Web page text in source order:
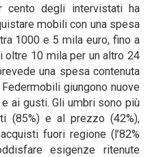
degli intervistati ha
mobili con una spesa
1000 e 5 mila euro, fino a
10 mila per un altro 24
una spesa contenuta
giungono nuove
ai gusti. Gli umbri sono più
(85%) e al prezzo (42%),
fuori regione (l’82%
esigenze ritenute